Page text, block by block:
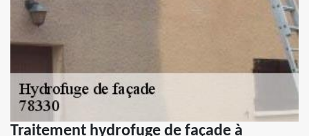
Traitement hydrofuge de façade à